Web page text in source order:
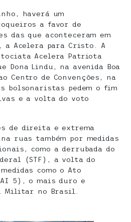
haverá um
a favor de
das que aconteceram em
a Acelera para Cristo. A
Acelera Patriota
Dona Lindu, na avenida Boa
Centro de Convenções, na
bolsonaristas pedem o fim
e a volta do voto
de direita e extrema
ruas também por medidas
como a derrubada do
(STF), a volta do
como o Ato
5), o mais duro e
Militar no Brasil.